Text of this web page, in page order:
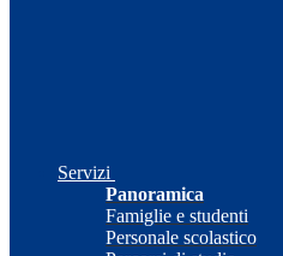
Servizi
Panoramica
Famiglie e studenti
Personale scolastico